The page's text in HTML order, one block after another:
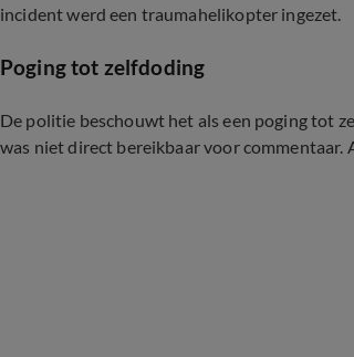
incident werd een traumahelikopter ingezet.
Poging tot zelfdoding
De politie beschouwt het als een poging tot
was niet direct bereikbaar voor commentaar.